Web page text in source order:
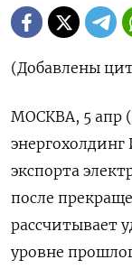
(Добавлены
МОСКВА, 5 апр
экспорта
после
рассчитывает
уровне